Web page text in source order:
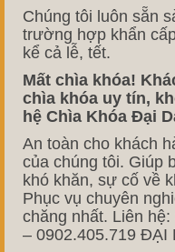
Chúng tôi luôn sẵn
trường hợp khẩn
kể cả lễ, tết.
Mất chìa khóa!
chìa khóa uy tín,
hệ Chìa Khóa Đại
An toàn cho khách
của chúng tôi. Giúp
khó khăn, sự cố về
Phục vụ chuyên
chăng nhất. Liên
– 0902.405.719 ĐẠI